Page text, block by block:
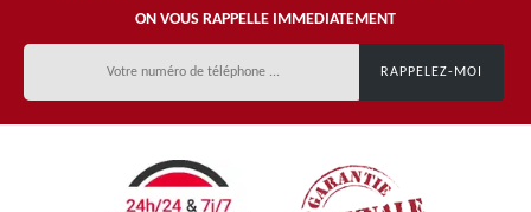
ON VOUS RAPPELLE IMMEDIATEMENT